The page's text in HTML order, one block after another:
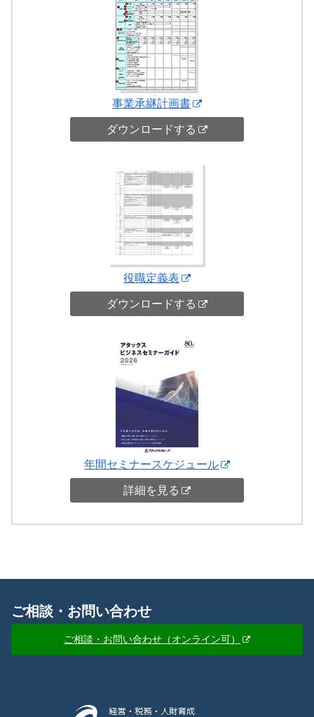
事業承継計画書
ダウンロードする
役職定義表
ダウンロードする
年間セミナースケジュール
詳細を見る
ご相談・お問い合わせ
ご相談・お問い合わせ（オンライン可）